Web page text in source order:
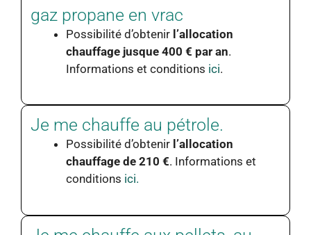
gaz propane en vrac
Possibilité d’obtenir l’allocation
chauffage jusque 400 € par an.
Informations et conditions ici.
Je me chauffe au pétrole.
Possibilité d’obtenir l’allocation
chauffage de 210 €. Informations et
conditions ici.